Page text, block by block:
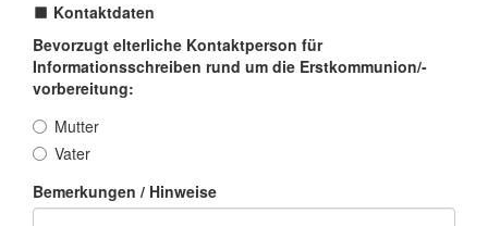
Kontaktdaten
Bevorzugt elterliche Kontaktperson für
Informationsschreiben rund um die Erstkommunion/-
vorbereitung:
Mutter
Vater
Bemerkungen / Hinweise